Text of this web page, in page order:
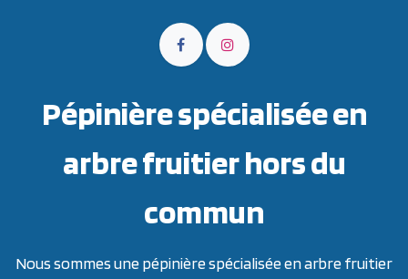
Pépinière spécialisée en
arbre fruitier hors du
commun
Nous sommes une pépinière spécialisée en arbre fruitier